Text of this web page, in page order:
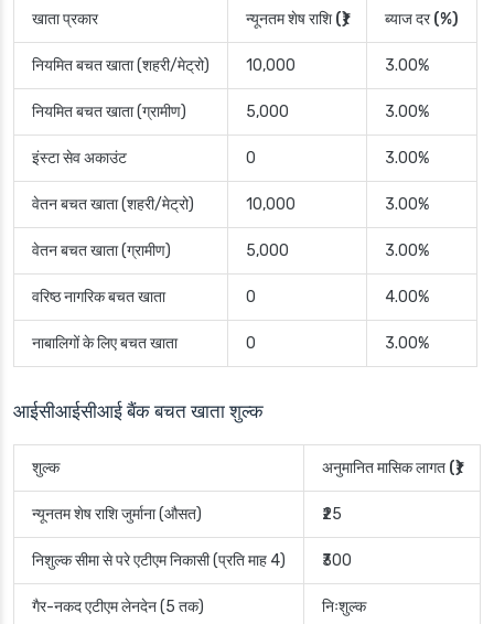
खाता प्रकार न्यूनतम शेष राशि (₹) ब्याज दर (%)
नियमित बचत खाता (शहरी/मेट्रो) 10,000 3.00%
नियमित बचत खाता (ग्रामीण) 5,000 3.00%
इंस्टा सेव अकाउंट 0 3.00%
वेतन बचत खाता (शहरी/मेट्रो) 10,000 3.00%
वेतन बचत खाता (ग्रामीण) 5,000 3.00%
वरिष्ठ नागरिक बचत खाता 0 4.00%
नाबालिगों के लिए बचत खाता 0 3.00%
आईसीआईसीआई बैंक बचत खाता शुल्क
शुल्क अनुमानित मासिक लागत (₹)
न्यूनतम शेष राशि जुर्माना (औसत) ₹25
निशुल्क सीमा से परे एटीएम निकासी (प्रति माह 4) ₹300
गैर-नकद एटीएम लेनदेन (5 तक) निःशुल्क